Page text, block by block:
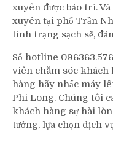
xuyên được bảo trì.
xuyên tại phố Trần
tình trạng sạch sẽ,
Số hotline
viên chăm sóc khách
hàng hãy nhấc máy
Phi Long. Chúng tôi
khách hàng sự hài
tưởng, lựa chọn dịch